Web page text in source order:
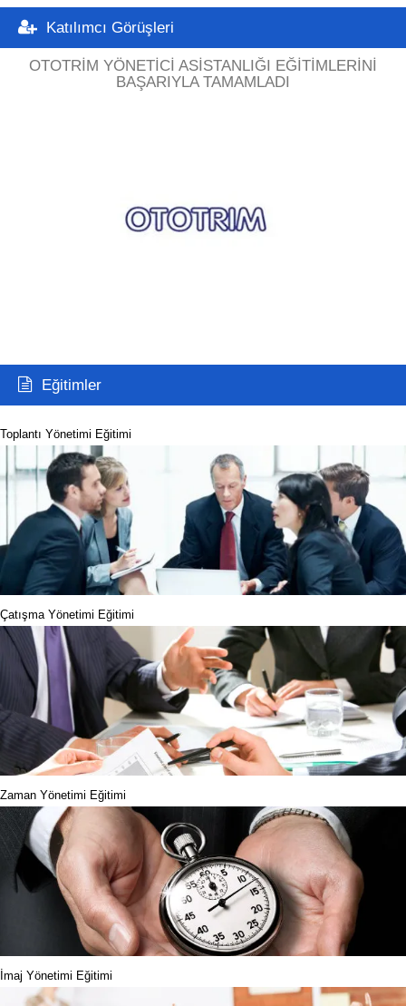
Katılımcı Görüşleri
OTOTRIM YÖNETICI ASISTANLIĞI EĞITIMLERINI
BAŞARIYLA TAMAMLADI
Eğitimler
Toplantı Yönetimi Eğitimi
Çatışma Yönetimi Eğitimi
Zaman Yönetimi Eğitimi
İmaj Yönetimi Eğitimi